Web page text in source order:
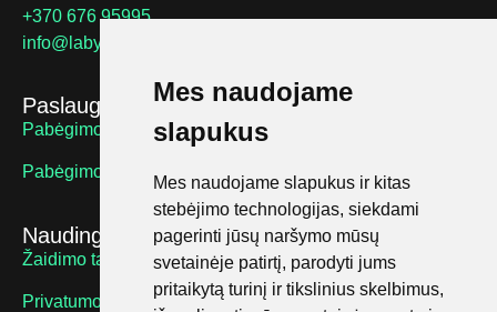
Mes naudojame
slapukus
Mes naudojame slapukus ir kitas
stebėjimo technologijas, siekdami
pagerinti jūsų naršymo mūsų
svetainėje patirtį, parodyti jums
pritaikytą turinį ir tikslinius skelbimus,
+370 676 95995
info@labyrinthus.lt
Paslaugos
Pabėgimo kambariai suaugusiems
Pabėgimo kambariai vaikams
Naudingos nuorodos
Žaidimo taisyklės
Privatumo politika